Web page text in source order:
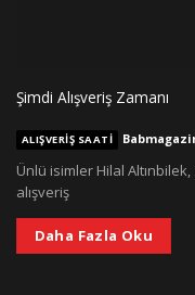
Şimdi Alışveriş Zamanı
ALIŞVERIŞ SAATI
Ünlü isimler Hilal
alışveriş
Daha Fazla Oku